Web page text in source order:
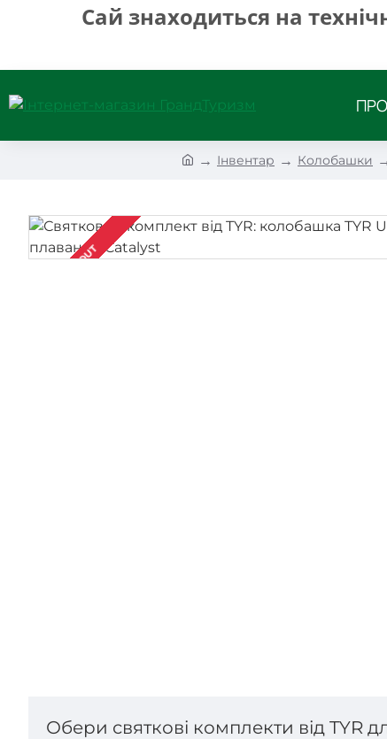
Сай знаходиться на
e
Інвентар Колобашки
SOLDOUT
Обери святкові комплекти від TYR